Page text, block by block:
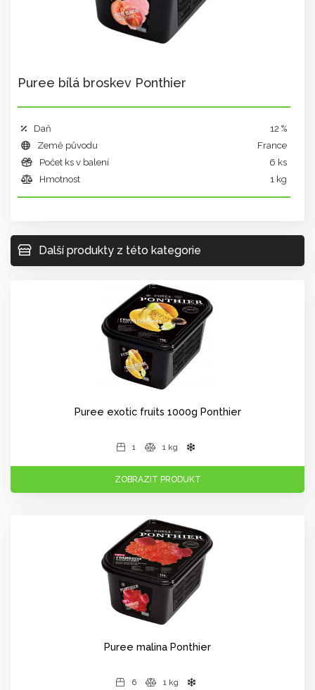
Puree bílá broskev Ponthier
Daň
12 %
Země původu
France
Počet ks v balení
6 ks
Hmotnost
1 kg
Další produkty z této kategorie
Puree exotic fruits 1000g Ponthier
1 1 kg
ZOBRAZIT PRODUKT
Puree malina Ponthier
6 1 kg